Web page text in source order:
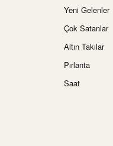
Yeni Gelenler
Çok Satanlar
Altın Takılar
Pırlanta
Saat